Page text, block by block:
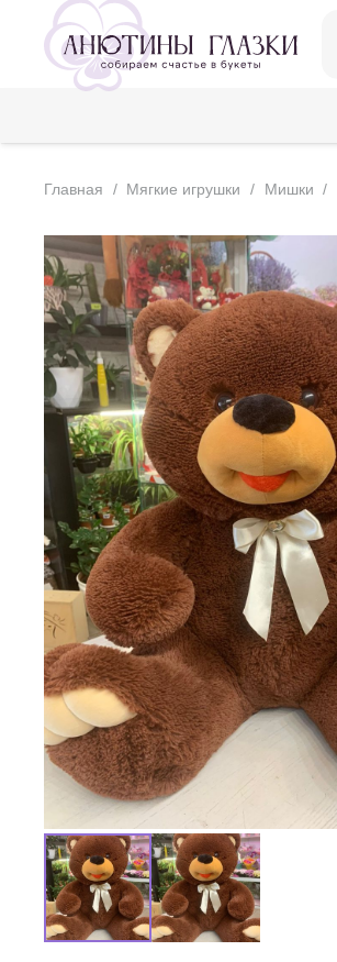
Главная / Мягкие игрушки / Мишки /